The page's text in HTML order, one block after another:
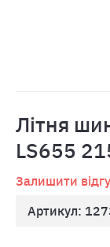
Літня
LS655
Залишити
Артикул: